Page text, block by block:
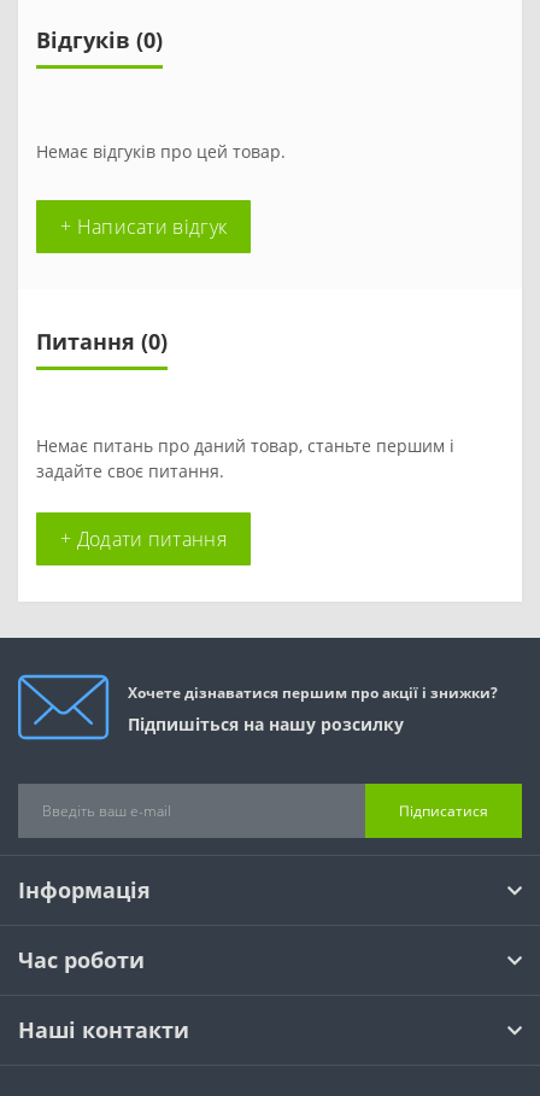
Відгуків (0)
Немає відгуків про цей товар.
+ Написати відгук
Питання (0)
Немає питань про даний товар, станьте першим і
задайте своє питання.
+ Додати питання
Хочете дізнаватися першим про акції і знижки?
Підпишіться на нашу розсилку
Підписатися
Інформація
Час роботи
Наші контакти